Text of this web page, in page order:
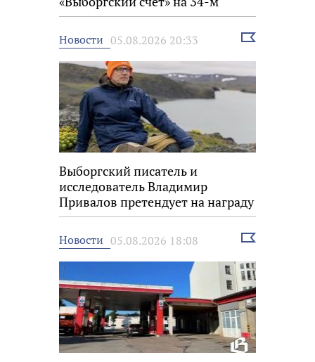
фестивале «Окно в Европу»
Новости 05.08.2026 20:33
Выбрать
Выборгский писатель и
исследователь Владимир
Привалов претендует на награду
«Знание.Премия»
Новости 05.08.2026 18:08
Выбрать